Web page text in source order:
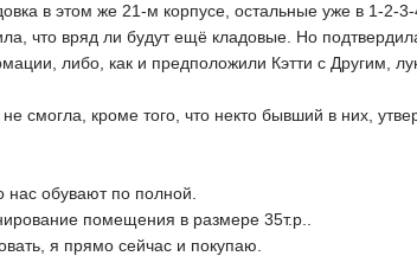
в этом же 21-м корпусе, остальные уже в 1-
что вряд ли будут ещё кладовые. Но
либо, как и предположили Кэтти с Другим,
смогла, кроме того, что некто бывший в них,
нас обувают по полной.
помещения в размере 35т.р..
я прямо сейчас и покупаю.